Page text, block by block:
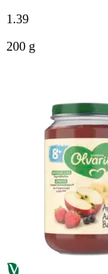
1 .39
200 g